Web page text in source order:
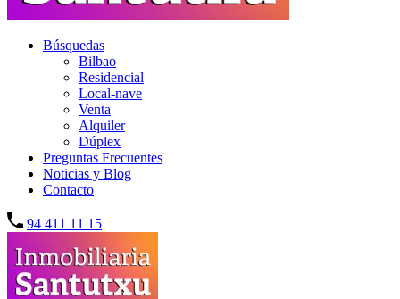
Búsquedas
Bilbao
Residencial
Local-nave
Venta
Alquiler
Dúplex
Preguntas Frecuentes
Noticias y Blog
Contacto
94 411 11 15